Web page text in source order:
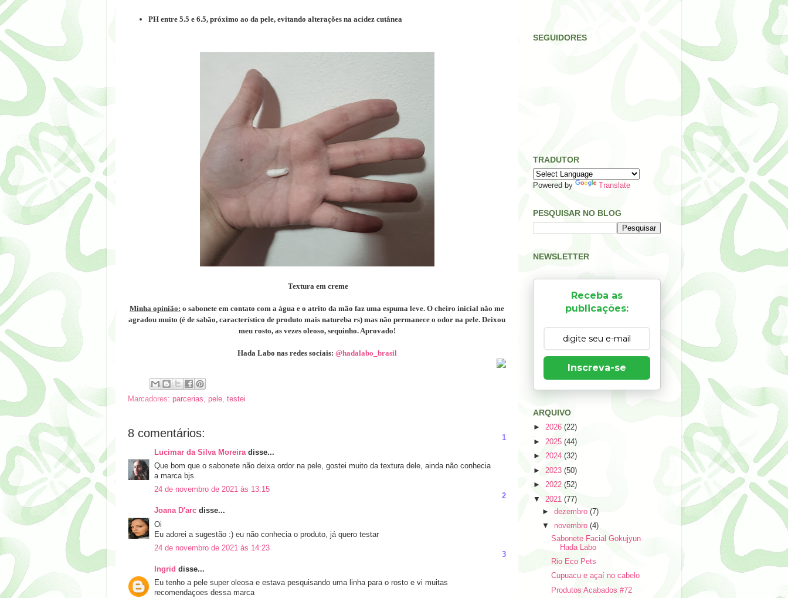
PH entre 5.5 e 6.5, próximo ao da pele, evitando alterações na acidez cutânea
Textura em creme
Minha opinião: o sabonete em contato com a água e o atrito da mão faz uma espuma leve. O cheiro inicial não me
agradou muito (é de sabão, característico de produto mais natureba rs) mas não permanece o odor na pele. Deixou
meu rosto, as vezes oleoso, sequinho. Aprovado!
Hada Labo nas redes sociais: @hadalabo_brasil
Marcadores: parcerias, pele, testei
8 comentários:
Lucimar da Silva Moreiradisse...
1
Que bom que o sabonete não deixa ordor na pele, gostei muito da textura dele, ainda não conhecia
a marca bjs.
24 de novembro de 2021 às 13:15
Joana D'arc disse...
2
Oi
Eu adorei a sugestão :) eu não conhecia o produto, já quero testar
24 de novembro de 2021 às 14:23
Ingrid disse...
3
Eu tenho a pele super oleosa e estava pesquisando uma linha para o rosto e vi muitas
recomendaçoes dessa marca
SEGUIDORES
TRADUTOR
Powered by Translate
PESQUISAR NO BLOG
NEWSLETTER
Receba as
publicações:
Inscreva-se
ARQUIVO
► 2026 (22)
► 2025 (44)
► 2024 (32)
► 2023 (50)
► 2022 (52)
▼ 2021 (77)
►dezembro(7)
▼ novembro(4)
Sabonete Facial Gokujyun
Hada Labo
Rio Eco Pets
Cupuacu e açaí no cabelo
Produtos Acabados #72